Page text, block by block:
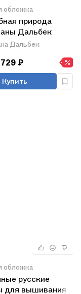
обложка
природа
Дальбек
Дальбек
729 ₽
Купить
обложка
русские
для вышивания